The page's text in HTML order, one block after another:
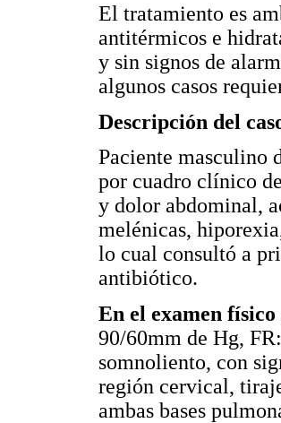
El tratamiento es
antitérmicos e
y sin signos de
algunos casos
Descripción del
Paciente masculino
por cuadro clínico
y dolor abdominal,
melénicas,
lo cual consultó a
antibiótico.
En el examen
90/60mm de Hg,
somnoliento, con
región cervical,
ambas bases